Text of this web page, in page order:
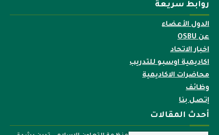
روابط سريعة
الدول الأعضاء
عن OSBU
اخبار الاتحاد
اكاديمية اوسبو للتدريب
محاضرات الاكاديمية
وظائف
إتصل بنا
أحدث المقالات